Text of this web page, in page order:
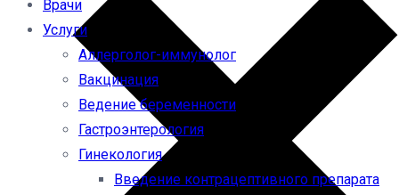
Врачи
Услуги
Аллерголог-иммунолог
Вакцинация
Ведение беременности
Гастроэнтерология
Гинекология
Введение контрацептивного препарата